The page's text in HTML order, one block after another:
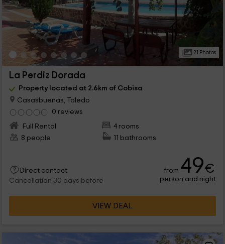
21 Photos
La Perdiz Dorada
Property located at 2.6km of Cobisa
Casasbuenas, Toledo
0 reviews
Full Rental
4 rooms
8 people
11 bathrooms
Direct contact
Cancellation 30 days before
from 49€
person and night
VIEW DEAL